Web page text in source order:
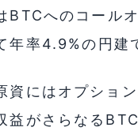
BTCへのコール
年率4.9%の円建
資にはオプショ
益がさらなる